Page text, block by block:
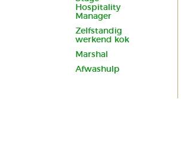
Hospitality
Manager
Zelfstandig
werkend kok
Marshal
Afwashulp